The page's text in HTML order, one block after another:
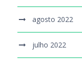
agosto 2022
julho 2022